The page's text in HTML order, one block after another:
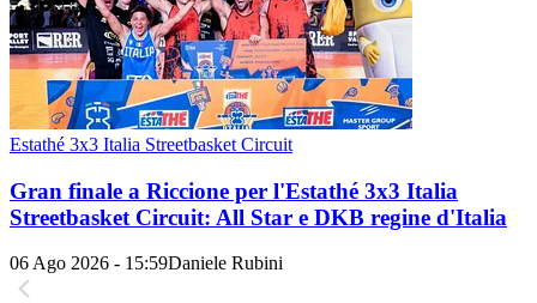
Estathé 3x3 Italia Streetbasket Circuit
Gran finale a Riccione per l'Estathé 3x3 Italia
Streetbasket Circuit: All Star e DKB regine d'Italia
06 Ago 2026 - 15:59Daniele Rubini